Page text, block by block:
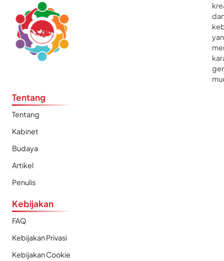
Tentang
Tentang
Kabinet
Budaya
Artikel
Penulis
Kebijakan
FAQ
Kebijakan Privasi
Kebijakan Cookie